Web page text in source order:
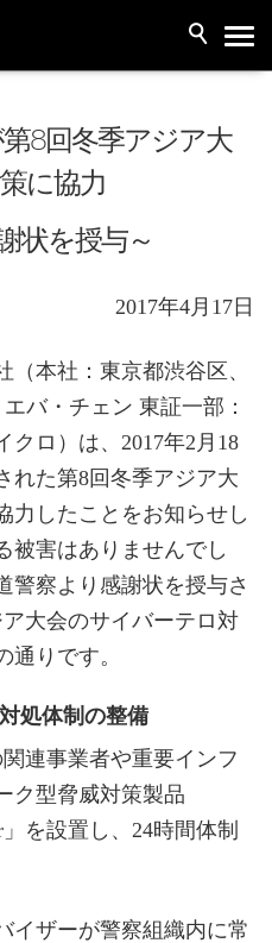
8回冬季アジア大
に協力
状を授与～
2017年4月17日
（本社：東京都渋谷区、
バ・チェン 東証一部：
クロ）は、2017年2月18
れた第8回冬季アジア大
力したことをお知らせし
被害はありませんでし
警察より感謝状を授与さ
大会のサイバーテロ対
りです。
処体制の整備
連事業者や重要インフ
ク型脅威対策製品
」を設置し、24時間体制
イザーが警察組織内に常